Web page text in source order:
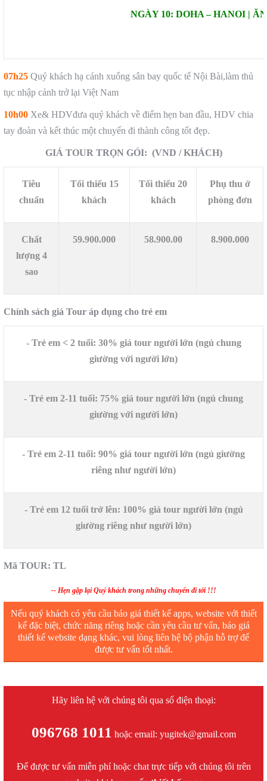
NGÀY 10: DOHA – HANOI |
07h25 Quý khách hạ cánh xuống sân bay quốc tế Nội Bài,làm thủ
tục nhập cảnh trở lại Việt Nam
10h00 Xe& HDVđưa quý khách về điểm hẹn ban đầu, HDV chia
tay đoàn và kết thúc một chuyến đi thành công tốt đẹp.
GIÁ TOUR TRỌN GÓI: (VND / KHÁCH)
Tiêu
chuẩn
Tối thiểu 15
khách
Tối thiểu 20
khách
Phụ thu ở
phòng đơn
Chất
lượng 4
sao
59.900.000 58.900.00 8.900.000
Chính sách giá Tour áp dụng cho trẻ em
- Trẻ em < 2 tuổi: 30% giá tour người lớn (ngủ chung
giường với người lớn)
- Trẻ em 2-11 tuổi: 75% giá tour người lớn (ngủ chung
giường với người lớn)
- Trẻ em 2-11 tuổi: 90% giá tour người lớn (ngủ giường
riêng như người lớn)
- Trẻ em 12 tuổi trở lên: 100% giá tour người lớn (ngủ
giường riêng như người lớn)
Mã TOUR: TL
-- Hẹn gặp lại Quý khách trong những chuyến đi tới !!!
Nếu quý khách có yêu cầu báo giá thiết kế apps, website với thiết
kế đặc biệt, chức năng riêng hoặc cần yêu cầu tư vấn, báo giá
thiết kế website dạng khác, vui lòng liên hệ bộ phận hỗ trợ để
được tư vấn tốt nhất.
Hãy liên hệ với chúng tôi qua số điện thoại:
096768 1011 hoặc email: yugitek@gmail.com
Để được tư vấn miễn phí hoặc chat trực tiếp với chúng tôi trên